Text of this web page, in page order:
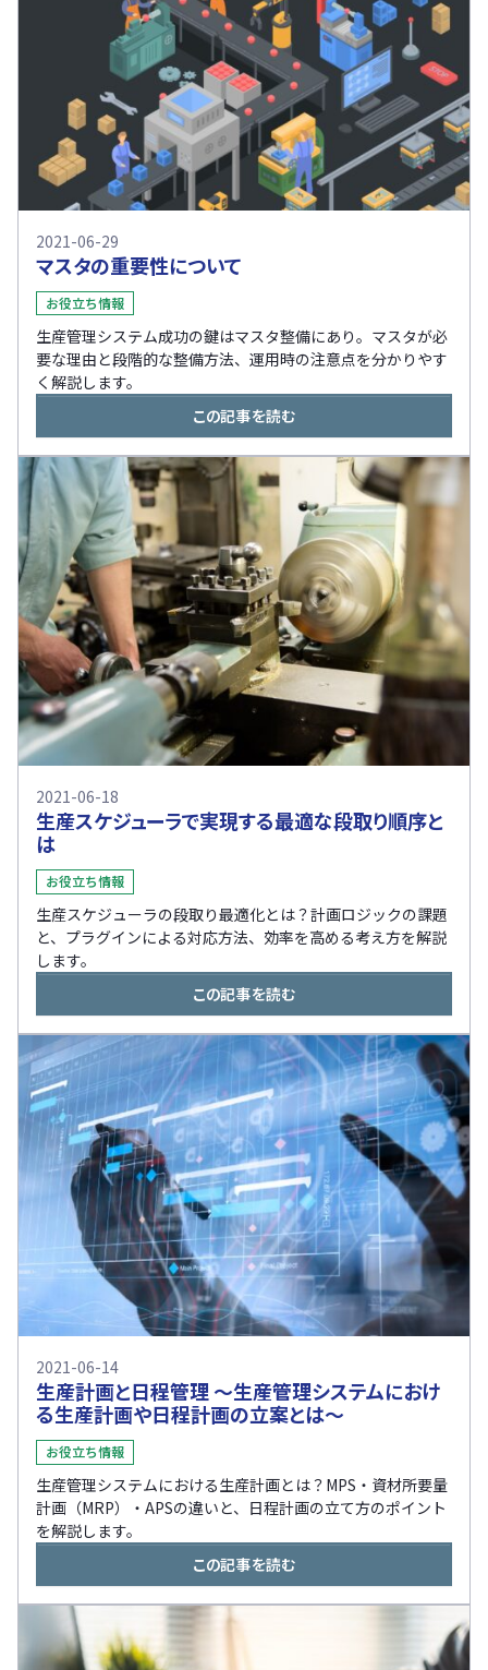
2021-06-29
マスタの重要性について
お役立ち情報
生産管理システム成功の鍵はマスタ整備にあり。マスタが必
要な理由と段階的な整備方法、運用時の注意点を分かりやす
く解説します。
この記事を読む
2021-06-18
生産スケジューラで実現する最適な段取り順序と
は
お役立ち情報
生産スケジューラの段取り最適化とは？計画ロジックの課題
と、プラグインによる対応方法、効率を高める考え方を解説
します。
この記事を読む
2021-06-14
生産計画と日程管理 ～生産管理システムにおけ
る生産計画や日程計画の立案とは～
お役立ち情報
生産管理システムにおける生産計画とは？MPS・資材所要量
計画（MRP）・APSの違いと、日程計画の立て方のポイント
を解説します。
この記事を読む